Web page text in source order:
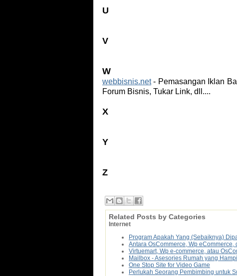
U
V
W
webbisnis.net- Pemasangan Iklan
Forum Bisnis, Tukar Link, dll....
X
Y
Z
Related Posts by Categories
Internet
Program Apakah Yang (Sebaiknya)
Antara OsCommerce, Wp
Virtuemart, Wp e-commerce, atau
Mailbox - Asesories Rumah yang
One Stop Site for Video Game
Perlukah Seorang Pembimbing untuk